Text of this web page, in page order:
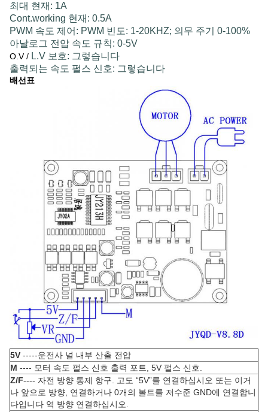
최대 현재: 1A
Cont.working 현재: 0.5A
PWM 속도 제어: PWM 빈도: 1-20KHZ; 의무 주기 0-100%
아날로그 전압 속도 규칙: 0-5V
O.V / L.V 보호: 그렇습니다
출력되는 속도 펄스 신호: 그렇습니다
배선표
5V -----운전사 널 내부 산출 전압
M ---- 모터 속도 펄스 신호 출력 포트, 5V 펄스 신호.
Z/F---- 자전 방향 통제 항구. 고도 “5V”를 연결하십시오 또는 이거
나 앞으로 방향, 연결하거나 0개의 볼트를 저수준 GND에 연결합니
다입니다 역 방향 연결하십시오.